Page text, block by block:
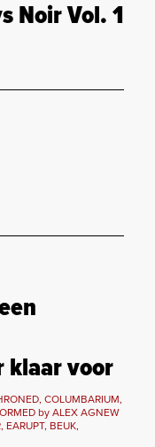
Noir Vol. 1
klaar voor
COLUMBARIUM,
by ALEX AGNEW
EARUPT, BEUK,